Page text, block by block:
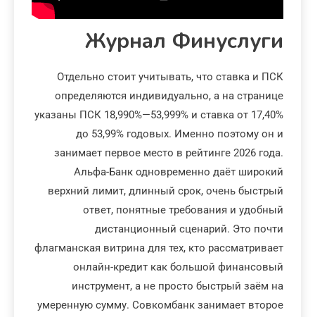
Журнал Финуслуги
Отдельно стоит учитывать, что ставка и ПСК
определяются индивидуально, а на странице
указаны ПСК 18,990%—53,999% и ставка от 17,40%
до 53,99% годовых. Именно поэтому он и
занимает первое место в рейтинге 2026 года.
Альфа-Банк одновременно даёт широкий
верхний лимит, длинный срок, очень быстрый
ответ, понятные требования и удобный
дистанционный сценарий. Это почти
флагманская витрина для тех, кто рассматривает
онлайн-кредит как большой финансовый
инструмент, а не просто быстрый заём на
умеренную сумму. Совкомбанк занимает второе